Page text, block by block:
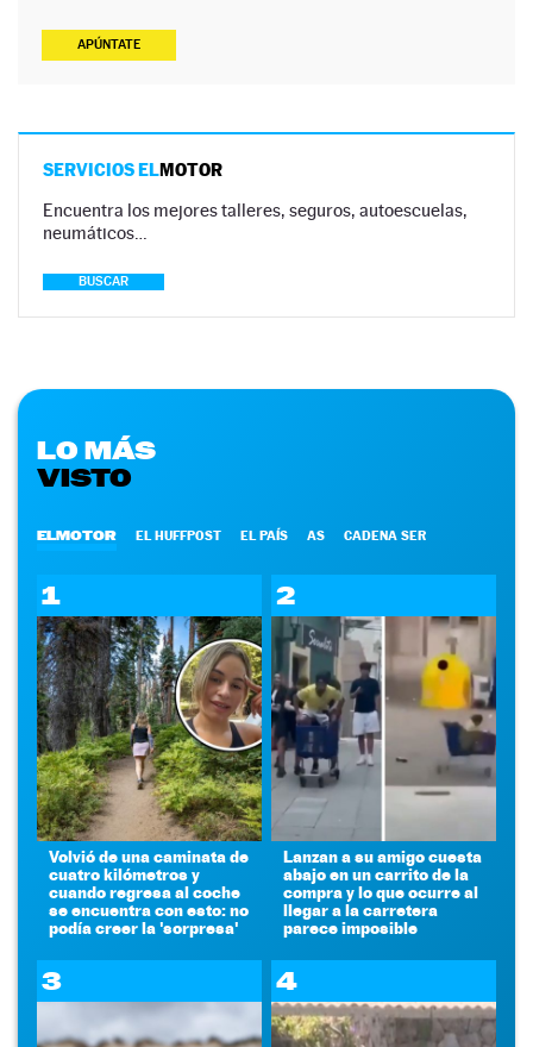
APÚNTATE
SERVICIOS ELMOTOR
Encuentra los mejores talleres, seguros, autoescuelas,
neumáticos…
BUSCAR
LO MÁS
VISTO
ELMOTOR EL HUFFPOST EL PAÍS AS CADENA SER
1
Volvió de una caminata de
cuatro kilómetros y
cuando regresa al coche
se encuentra con esto: no
podía creer la 'sorpresa'
2
Lanzan a su amigo cuesta
abajo en un carrito de la
compra y lo que ocurre al
llegar a la carretera
parece imposible
3 4